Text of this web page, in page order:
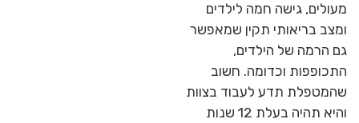
מעולים, גישה חמה לילדים
ומצב בריאותי תקין שמאפשר
גם הרמה של הילדים,
התכופפות וכדומה. חשוב
שהמטפלת תדע לעבוד בצוות
והיא תהיה בעלת 12 שנות